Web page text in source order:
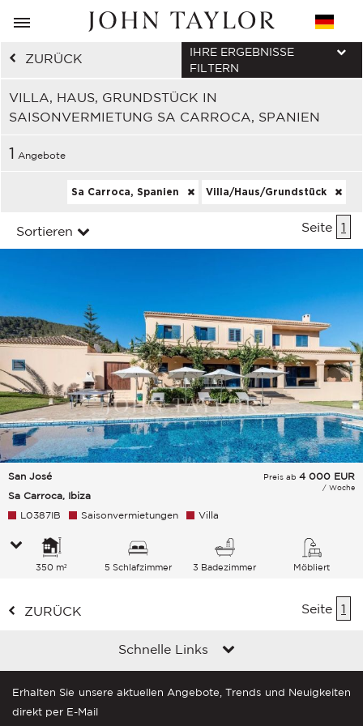
ZURÜCK
VILLA, HAUS, GRUNDSTÜCK IN
SAISONVERMIETUNG SA CARROCA, SPANIEN
IHRE ERGEBNISSE
FILTERN
1 Angebote
Sa Carroca, Spanien Villa/Haus/Grundstück
Sortieren Seite 1
San José
Sa Carroca, Ibiza
Preis ab 4 000 EUR
/ Woche
L0387IB Saisonvermietungen Villa
350 m² 5 Schlafzimmer 3 Badezimmer Möbliert
ZURÜCK Seite 1
Schnelle Links
Erhalten Sie unsere aktuellen Angebote, Trends und Neuigkeiten
direkt per E-Mail